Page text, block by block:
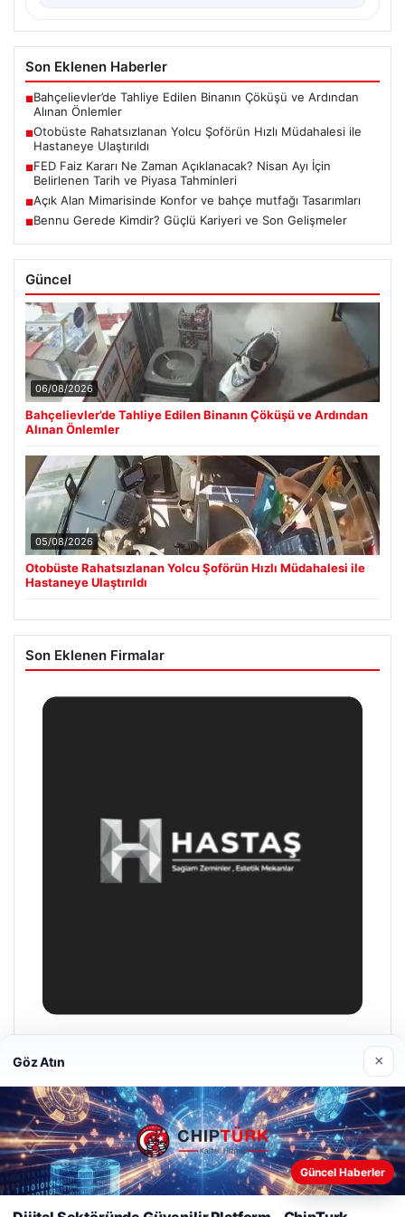
Son Eklenen Haberler
■Bahçelievler’de Tahliye Edilen Binanın Çöküşü ve Ardından
Alınan Önlemler
■Otobüste Rahatsızlanan Yolcu Şoförün Hızlı Müdahalesi ile
Hastaneye Ulaştırıldı
■FED Faiz Kararı Ne Zaman Açıklanacak? Nisan Ayı İçin
Belirlenen Tarih ve Piyasa Tahminleri
■Açık Alan Mimarisinde Konfor ve bahçe mutfağı Tasarımları
■Bennu Gerede Kimdir? Güçlü Kariyeri ve Son Gelişmeler
Güncel
06/08/2026
Bahçelievler’de Tahliye Edilen Binanın Çöküşü ve Ardından
Alınan Önlemler
05/08/2026
Otobüste Rahatsızlanan Yolcu Şoförün Hızlı Müdahalesi ile
Hastaneye Ulaştırıldı
Son Eklenen Firmalar
Hastaş Beton
Web sitemizi nasıl kullandığınızı daha iyi anlayabilmek,
deneyiminizi kişiselleştirmek ve geliştirmek amacıyla çerezler
Göz Atın ×
Güncel Haberler